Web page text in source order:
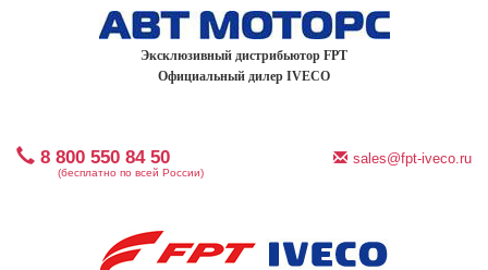
Эксклюзивный дистрибьютор FPT
Официальный дилер IVECO
8 800 550 84 50
(бесплатно по всей России)
sales@fpt-iveco.ru